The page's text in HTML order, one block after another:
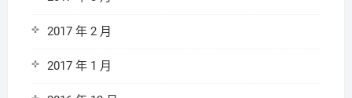
2017 年 2 月
2017 年 1 月